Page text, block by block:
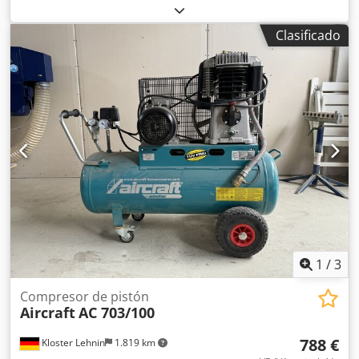
3,5 kW, fabricado en 2022. Incluye secador de aire, marca
Airtec, modelo Pro 1100, también prácticamente nuevo,
fabricado en 2023. Csdpfszdcdrsx Abpjrf Potencia: 0,38 kW,
con enchufe de 220 V.
Clasificado
1 /3
Kloster Lehnin 1.819 km
Compresor de pistón
AircraftAC 703/100
788 €